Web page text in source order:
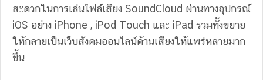
สะดวกในการเล่นไฟล์เสียง SoundCloud ผ่านทางอุปกรณ์
iOS อย่าง iPhone , iPod Touch และ iPad รวมทั้งขยาย
ให้กลายเป็นเว็บสังคมออนไลน์ด้านเสียงให้แพร่หลายมาก
ขึ้น